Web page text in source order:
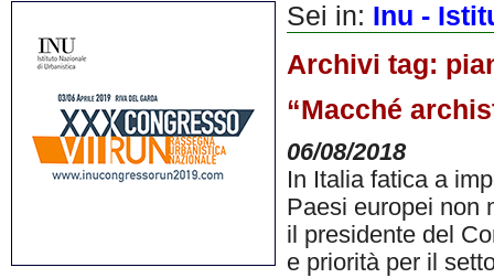
Sei in: Inu -
Archivi tag:
“Macché
06/08/2018
In Italia fatica a
Paesi europei non
il presidente del
e priorità per il